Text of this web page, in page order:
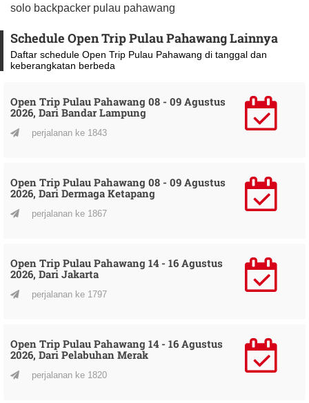
solo backpacker pulau pahawang
Schedule Open Trip Pulau Pahawang Lainnya
Daftar schedule Open Trip Pulau Pahawang di tanggal dan
keberangkatan berbeda
Open Trip Pulau Pahawang 08 - 09 Agustus
2026, Dari Bandar Lampung
perjalanan ke 1843
Open Trip Pulau Pahawang 08 - 09 Agustus
2026, Dari Dermaga Ketapang
perjalanan ke 1867
Open Trip Pulau Pahawang 14 - 16 Agustus
2026, Dari Jakarta
perjalanan ke 1797
Open Trip Pulau Pahawang 14 - 16 Agustus
2026, Dari Pelabuhan Merak
perjalanan ke 1820